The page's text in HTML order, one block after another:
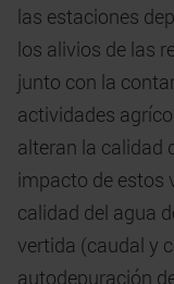
las estaciones
los alivios de las
junto con la
actividades
alteran la calidad
impacto de estos
calidad del agua
vertida (caudal y
autodepuración